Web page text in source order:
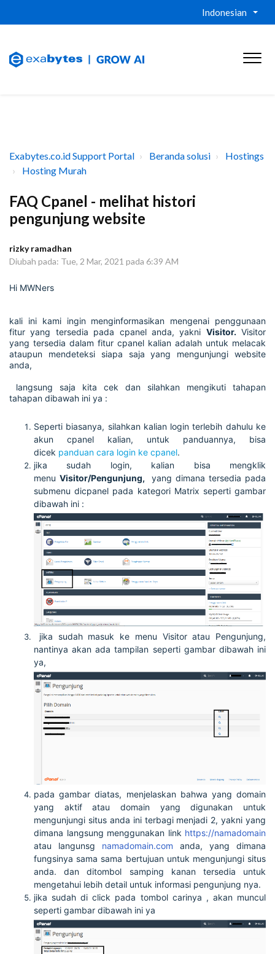
Indonesian
Exabytes.co.id Support Portal Beranda solusi
Hostings
Hosting Murah
FAQ Cpanel - melihat histori
pengunjung website
rizky ramadhan
Diubah pada: Tue, 2 Mar, 2021 pada 6:39 AM
Hi MWNers
kali ini kami ingin menginformasikan mengenai penggunaan
fitur yang tersedia pada cpanel anda, yakni Visitor. Visitor
yang tersedia dalam fitur cpanel kalian adalah untuk melacak
ataupun mendeteksi siapa saja yang mengunjungi website
anda,
langsung saja kita cek dan silahkan mengikuti tahapan
tahapan dibawah ini ya :
Seperti biasanya, silahkan kalian login terlebih dahulu ke
akun cpanel kalian, untuk panduannya, bisa
dicek panduan cara login ke cpanel.
jika sudah login, kalian bisa mengklik
menu Visitor/Pengunjung,
yang dimana tersedia pada
submenu dicpanel pada kategori Matrix seperti gambar
dibawah ini :
jika sudah masuk ke menu Visitor atau Pengunjung,
nantinya akan ada tampilan seperti gambar dibawah ini
ya,
pada gambar diatas, menjelaskan bahwa yang domain
yang aktif atau domain yang digunakan untuk
mengunjungi situs anda ini terbagi menjadi 2, yakni yang
dimana langsung menggunakan link https://namadomain
atau langunsg namadomain.com anda, yang dimana
fungsinya sama sama bertujuan untuk mengunjungi situs
anda. dan ditombol samping kanan tersedia untuk
mengetahui lebih detail untuk informasi pengunjung nya.
jika sudah di click pada tombol carinya , akan muncul
seperti gambar dibawah ini ya